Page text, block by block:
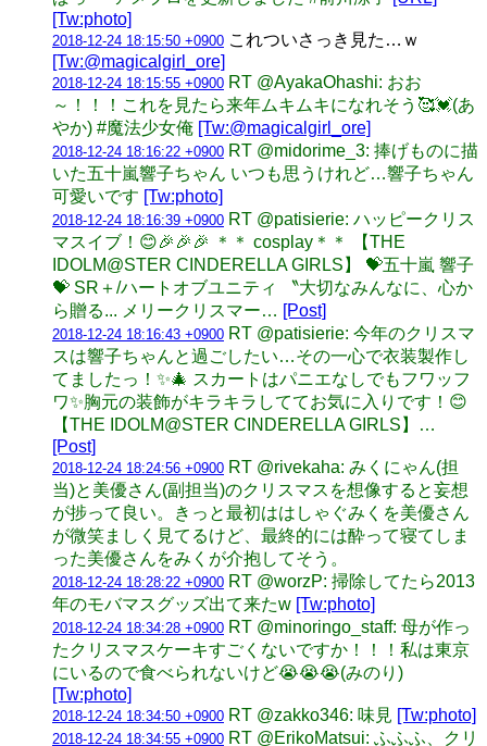
[Tw:photo]
2018-12-24 18:15:50 +0900 これついさっき見た…ｗ
[Tw:@magicalgirl_ore]
2018-12-24 18:15:55 +0900 RT @AyakaOhashi: おお
～！！！これを見たら来年ムキムキになれそう🥰💓(あ
やか) #魔法少女俺 [Tw:@magicalgirl_ore]
2018-12-24 18:16:22 +0900 RT @midorime_3: 捧げものに描
いた五十嵐響子ちゃん いつも思うけれど…響子ちゃん
可愛いです [Tw:photo]
2018-12-24 18:16:39 +0900 RT @patisierie: ハッピークリス
マスイブ！😊🎉🎉🎉 ＊＊ cosplay＊＊ 【THE
IDOLM@STER CINDERELLA GIRLS】 💝五十嵐 響子
💝 SR＋/ハートオブユニティ 〝大切なみんなに、心か
ら贈る... メリークリスマー… [Post]
2018-12-24 18:16:43 +0900 RT @patisierie: 今年のクリスマ
スは響子ちゃんと過ごしたい…その一心で衣装製作し
てましたっ！✨🎄 スカートはパニエなしでもフワッフ
ワ✨胸元の装飾がキラキラしててお気に入りです！😊
【THE IDOLM@STER CINDERELLA GIRLS】…
[Post]
2018-12-24 18:24:56 +0900 RT @rivekaha: みくにゃん(担
当)と美優さん(副担当)のクリスマスを想像すると妄想
が捗って良い。きっと最初ははしゃぐみくを美優さん
が微笑ましく見てるけど、最終的には酔って寝てしま
った美優さんをみくが介抱してそう。
2018-12-24 18:28:22 +0900 RT @worzP: 掃除してたら2013
年のモバマスグッズ出て来たw [Tw:photo]
2018-12-24 18:34:28 +0900 RT @minoringo_staff: 母が作っ
たクリスマスケーキすごくないですか！！！私は東京
にいるので食べられないけど😭😭😭(みのり)
[Tw:photo]
2018-12-24 18:34:50 +0900 RT @zakko346: 味見 [Tw:photo]
2018-12-24 18:34:55 +0900 RT @ErikoMatsui: ふふふ、クリ